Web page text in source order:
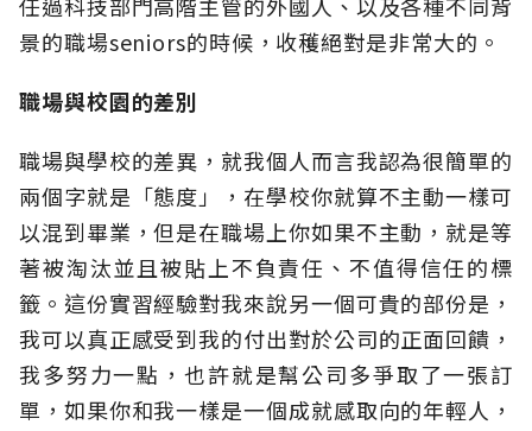
景的職場seniors的時候，收穫絕對是非常大的。
職場與校園的差別
職場與學校的差異，就我個人而言我認為很簡單的
兩個字就是「態度」，在學校你就算不主動一樣可
以混到畢業，但是在職場上你如果不主動，就是等
著被淘汰並且被貼上不負責任、不值得信任的標
籤。這份實習經驗對我來說另一個可貴的部份是，
我可以真正感受到我的付出對於公司的正面回饋，
我多努力一點，也許就是幫公司多爭取了一張訂
單，如果你和我一樣是一個成就感取向的年輕人，